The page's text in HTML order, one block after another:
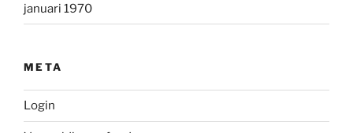
januari 1970
META
Login